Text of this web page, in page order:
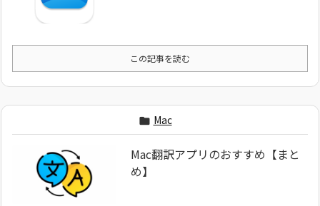
この記事を読む
 Mac
Mac翻訳アプリのおすすめ【まと
め】